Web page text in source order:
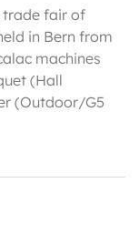
trade fair of
in Bern from
machines
(Hall
(Outdoor/G5